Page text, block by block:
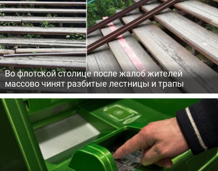
Во флотской столице после жалоб жителей
массово чинят разбитые лестницы и трапы